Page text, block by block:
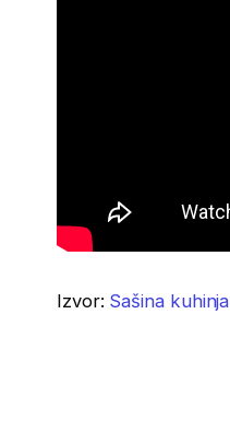
Izvor: Sašina kuhinja